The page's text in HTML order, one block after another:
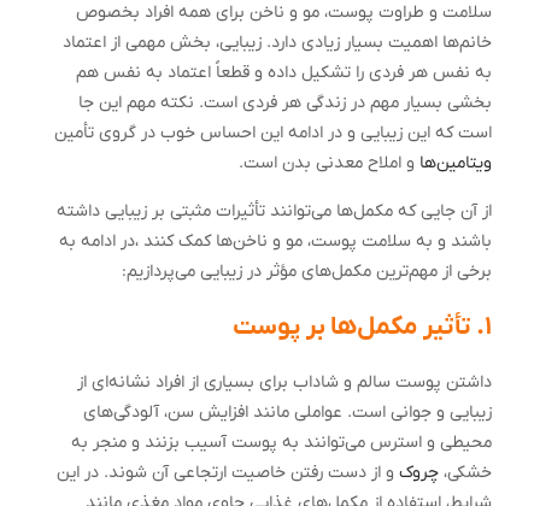
سلامت و طراوت پوست، مو و ناخن برای همه افراد بخصوص
خانم‌ها اهمیت بسیار زیادی دارد. زیبایی، بخش مهمی از اعتماد
به نفس هر فردی را تشکیل داده و قطعاً اعتماد به نفس هم
بخشی بسیار مهم در زندگی هر فردی است. نکته مهم این جا
است که این زیبایی و در ادامه این احساس خوب در گروی تأمین
ویتامین‌ها و املاح معدنی بدن است.
از آن‌ جایی که مکمل‌ها می‌توانند تأثیرات مثبتی بر زیبایی داشته
باشند و به سلامت پوست، مو و ناخن‌ها کمک کنند ،در ادامه به
برخی از مهم‌ترین مکمل‌های مؤثر در زیبایی می‌پردازیم:
۱. تأثیر مکمل‌ها بر پوست
داشتن پوست سالم و شاداب برای بسیاری از افراد نشانه‌ای از
زیبایی و جوانی است. عواملی مانند افزایش سن، آلودگی‌های
محیطی و استرس می‌توانند به پوست آسیب بزنند و منجر به
خشکی، چروک و از دست رفتن خاصیت ارتجاعی آن شوند. در این